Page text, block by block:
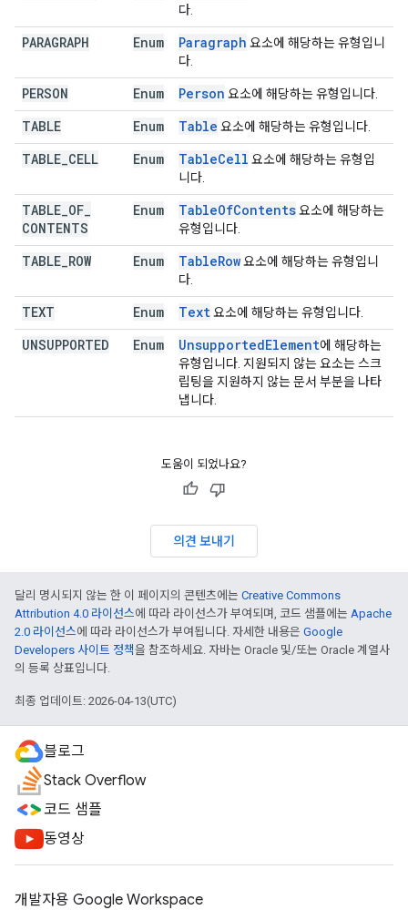
다.
PARAGRAPH Enum Paragraph 요소에 해당하는 유형입니
다.
PERSON Enum Person 요소에 해당하는 유형입니다.
TABLE Enum Table 요소에 해당하는 유형입니다.
TABLE CELL Enum TableCell 요소에 해당하는 유형입
니다.
TABLE OF
CONTENTS
Enum TableOfContents요소에 해당하는
유형입니다.
TABLE ROW Enum TableRow요소에 해당하는 유형입니
다.
TEXT Enum Text요소에 해당하는 유형입니다.
UNSUPPORTED Enum UnsupportedElement에 해당하는
유형입니다. 지원되지 않는 요소는 스크
립팅을 지원하지 않는 문서 부분을 나타
냅니다.
도움이 되었나요?
의견 보내기
달리 명시되지 않는 한 이 페이지의 콘텐츠에는 Creative Commons
Attribution 4.0 라이선스에 따라 라이선스가 부여되며, 코드 샘플에는 Apache
2.0 라이선스에 따라 라이선스가 부여됩니다. 자세한 내용은 Google
Developers 사이트 정책을 참조하세요. 자바는 Oracle 및/또는 Oracle 계열사
의 등록 상표입니다.
최종 업데이트: 2026-04-13(UTC)
블로그
Stack Overflow
코드 샘플
동영상
개발자용 Google Workspace